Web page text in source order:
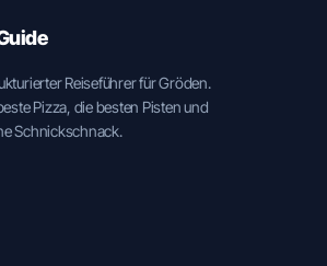
Reiseführer für Gröden.
Pizza, die besten Pisten und
Schnickschnack.